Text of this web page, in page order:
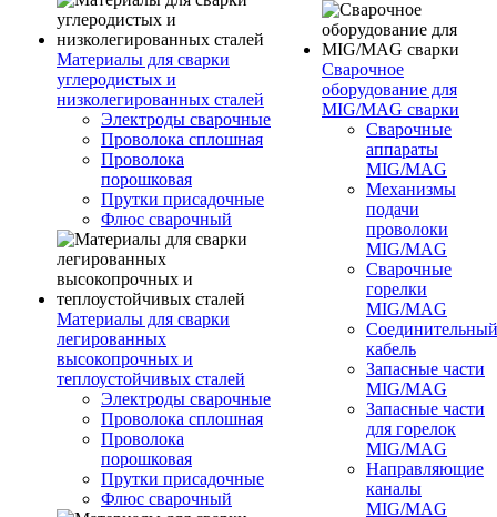
Материалы для сварки
углеродистых и
низколегированных сталей
Электроды сварочные
Проволока сплошная
Проволока
порошковая
Прутки присадочные
Флюс сварочный
Материалы для сварки
легированных
высокопрочных и
теплоустойчивых сталей
Электроды сварочные
Проволока сплошная
Проволока
порошковая
Прутки присадочные
Флюс сварочный
Сварочное
оборудование для
MIG/MAG сварки
Сварочные
аппараты
MIG/MAG
Механизмы
подачи
проволоки
MIG/MAG
Сварочные
горелки
MIG/MAG
Соединительный
кабель
Запасные части
MIG/MAG
Запасные части
для горелок
MIG/MAG
Направляющие
каналы
MIG/MAG